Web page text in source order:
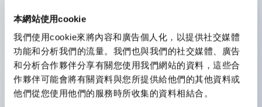
本網站使用cookie
我們使用cookie來將內容和廣告個人化，以提供社交媒體
功能和分析我們的流量。我們也與我們的社交媒體、廣告
和分析合作夥伴分享有關您使用我們網站的資料，這些合
作夥伴可能會將有關資料與您所提供給他們的其他資料或
他們從您使用他們的服務時所收集的資料相結合。
鈕開關為 IP40）。
三種功能集結於一顆開關。
完整支援全球各地需求的多種電壓規格。
一顆 LED 燈泡即可呈現六種顏色（LSRD 燈泡）。以往
需分色管理的 LED 燈泡，如今可用單一顆燈泡呈現多種